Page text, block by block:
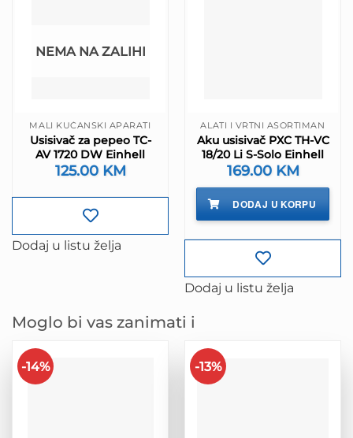
NEMA NA ZALIHI
MALI KUĆANSKI APARATI
Usisivač za pepeo TC-
AV 1720 DW Einhell
125.00 KM
Dodaj u listu želja
ALATI I VRTNI ASORTIMAN
Aku usisivač PXC TH-VC
18/20 Li S-Solo Einhell
169.00 KM
DODAJ U KORPU
Dodaj u listu želja
Moglo bi vas zanimati i
-14% -13%